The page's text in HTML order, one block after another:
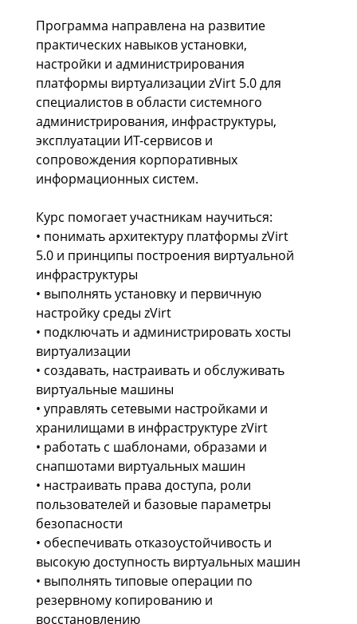
Программа направлена на развитие
практических навыков установки,
настройки и администрирования
платформы виртуализации zVirt 5.0 для
специалистов в области системного
администрирования, инфраструктуры,
эксплуатации ИТ-сервисов и
сопровождения корпоративных
информационных систем.
Курс помогает участникам научиться:
• понимать архитектуру платформы zVirt
5.0 и принципы построения виртуальной
инфраструктуры
• выполнять установку и первичную
настройку среды zVirt
• подключать и администрировать хосты
виртуализации
• создавать, настраивать и обслуживать
виртуальные машины
• управлять сетевыми настройками и
хранилищами в инфраструктуре zVirt
• работать с шаблонами, образами и
снапшотами виртуальных машин
• настраивать права доступа, роли
пользователей и базовые параметры
безопасности
• обеспечивать отказоустойчивость и
высокую доступность виртуальных машин
• выполнять типовые операции по
резервному копированию и
восстановлению